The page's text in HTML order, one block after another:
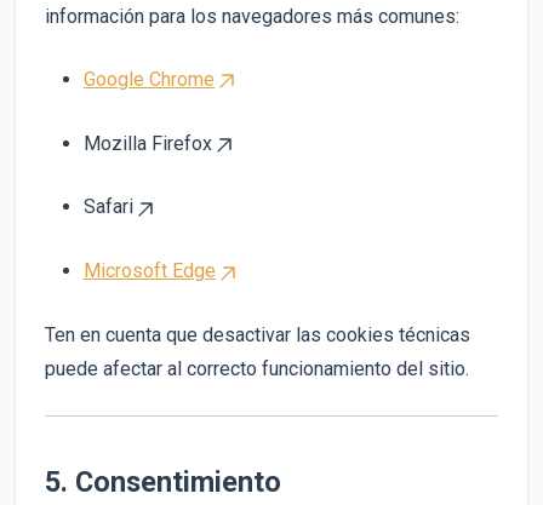
información para los navegadores más comunes:
Google Chrome
Mozilla Firefox
Safari
Microsoft Edge
Ten en cuenta que desactivar las cookies técnicas
puede afectar al correcto funcionamiento del sitio.
5. Consentimiento